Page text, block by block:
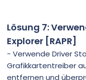
Lösung 7:
Explorer [RAPR]
- Verwende Driver
Grafikkartentreiber
entfernen und